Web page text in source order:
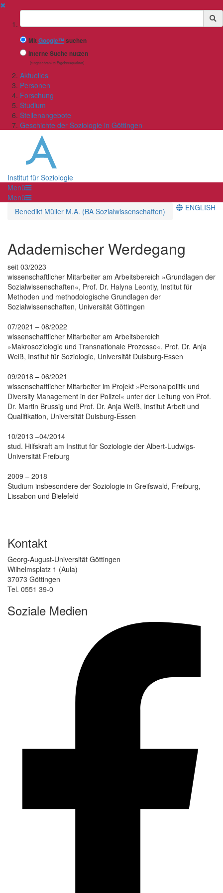
✖
Suchbegriff
MitGoogle™ suchen
Interne Suche nutzen
(eingeschränkte Ergebnisqualität)
Aktuelles
Personen
Forschung
Studium
Stellenangebote
Geschichte der Soziologie in Göttingen
Institut für Soziologie
Menü
Menü
Benedikt Müller M.A. (BA Sozialwissenschaften)
ENGLISH
Adademischer Werdegang
seit 03/2023
wissenschaftlicher Mitarbeiter am Arbeitsbereich »Grundlagen der
Sozialwissenschaften«, Prof. Dr. Halyna Leontiy, Institut für
Methoden und methodologische Grundlagen der
Sozialwissenschaften, Universität Göttingen
07/2021 – 08/2022
wissenschaftlicher Mitarbeiter am Arbeitsbereich
»Makrosoziologie und Transnationale Prozesse«, Prof. Dr. Anja
Weiß, Institut für Soziologie, Universität Duisburg-Essen
09/2018 – 06/2021
wissenschaftlicher Mitarbeiter im Projekt »Personalpolitik und
Diversity Management in der Polizei« unter der Leitung von Prof.
Dr. Martin Brussig und Prof. Dr. Anja Weiß, Institut Arbeit und
Qualifikation, Universität Duisburg-Essen
10/2013 –04/2014
stud. Hilfskraft am Institut für Soziologie der Albert-Ludwigs-
Universität Freiburg
2009 – 2018
Studium insbesondere der Soziologie in Greifswald, Freiburg,
Lissabon und Bielefeld
Kontakt
Georg-August-Universität Göttingen
Wilhelmsplatz 1 (Aula)
37073 Göttingen
Tel. 0551 39-0
Soziale Medien